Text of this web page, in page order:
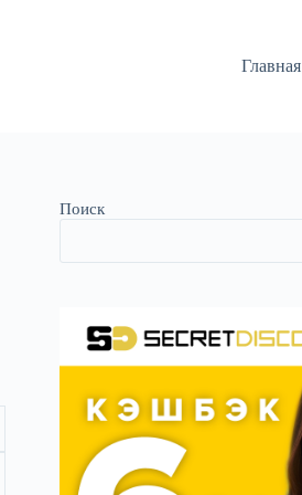
Главная
Поиск